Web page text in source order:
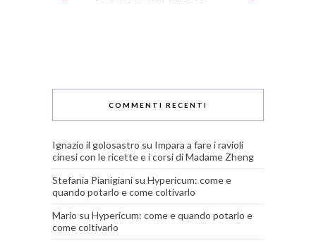
COMMENTI RECENTI
Ignazio il golosastro su Impara a fare i ravioli
cinesi con le ricette e i corsi di Madame Zheng
Stefania Pianigiani su Hypericum: come e
quando potarlo e come coltivarlo
Mario su Hypericum: come e quando potarlo e
come coltivarlo